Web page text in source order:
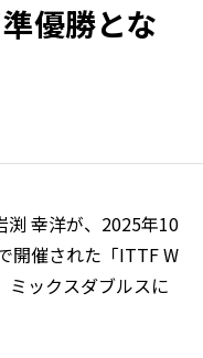
優勝とな
渕 幸洋が、2025年10
開催された「ITTF W
ックスダブルスに